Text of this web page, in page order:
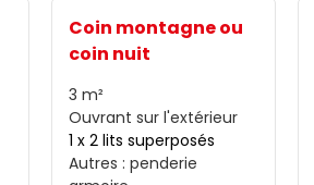
Coin montagne ou
coin nuit
3 m²
Ouvrant sur l'extérieur
1 x 2 lits superposés
Autres : penderie